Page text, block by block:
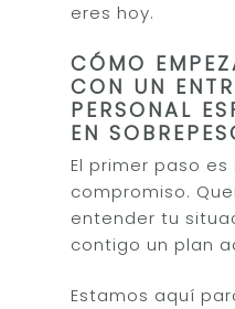
eres hoy.
CÓMO
CON UN
PERSONAL
EN
El primer paso es
compromiso.
entender tu
contigo un plan
Estamos aquí